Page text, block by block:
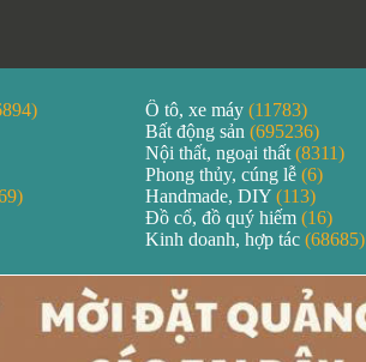
Ô tô, xe máy (11783)
Bất động sản (695236)
Nội thất, ngoại thất (8311)
Phong thủy, cúng lễ (6)
Handmade, DIY (113)
Đồ cổ, đồ quý hiếm (16)
Kinh doanh, hợp tác (68685)